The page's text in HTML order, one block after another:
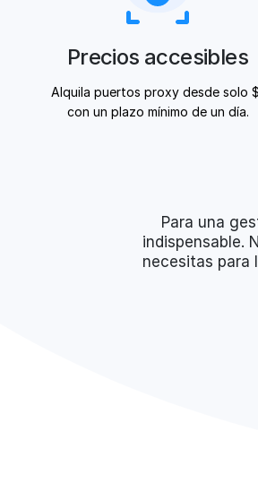
Precios accesibles
Alquila puertos proxy desde solo
con un plazo mínimo de un día.
Para una
indispensable.
necesitas para